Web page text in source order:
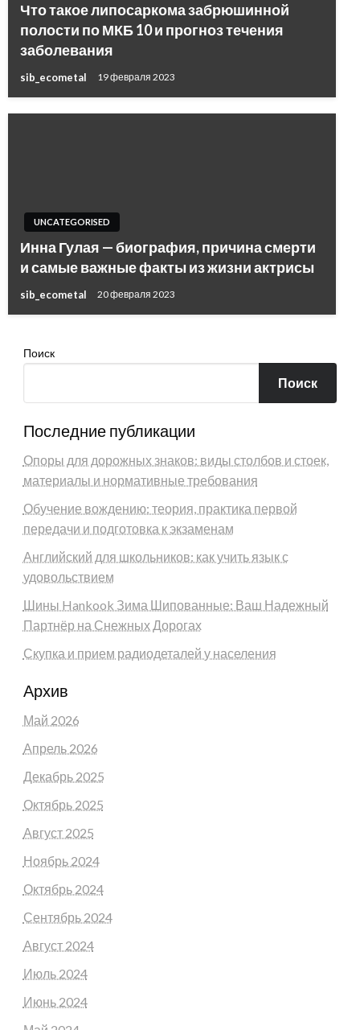
Что такое липосаркома забрюшинной
полости по МКБ 10 и прогноз течения
заболевания
sib_ecometal 19 февраля 2023
UNCATEGORISED
Инна Гулая — биография, причина смерти
и самые важные факты из жизни актрисы
sib_ecometal 20 февраля 2023
Поиск
Поиск
Последние публикации
Опоры для дорожных знаков: виды столбов и стоек,
материалы и нормативные требования
Обучение вождению: теория, практика первой
передачи и подготовка к экзаменам
Английский для школьников: как учить язык с
удовольствием
Шины Hankook Зима Шипованные: Ваш Надежный
Партнёр на Снежных Дорогах
Скупка и прием радиодеталей у населения
Архив
Май 2026
Апрель 2026
Декабрь 2025
Октябрь 2025
Август 2025
Ноябрь 2024
Октябрь 2024
Сентябрь 2024
Август 2024
Июль 2024
Июнь 2024